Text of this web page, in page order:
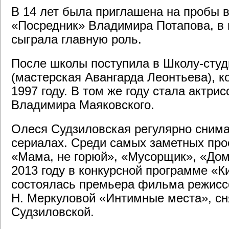
В 14 лет была приглашена на пробы
«Посредник» Владимира Потапова, в
сыграла главную роль.
После школы поступила в Школу-
(мастерская Авангарда Леонтьева),
1997 году. В том же году стала
Владимира Маяковского.
Олеся Судзиловская регулярно
сериалах. Среди самых заметных
«Мама, не горюй», «Мусорщик»,
2013 году в конкурсной программе
состоялась премьера фильма
Н. Меркуловой «Интимные места»,
Судзиловской.